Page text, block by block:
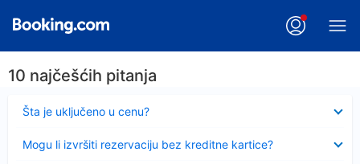
10 najčešćih pitanja
Šta je uključeno u cenu?
Sažeto
Mogu li izvršiti rezervaciju bez kreditne kartice?